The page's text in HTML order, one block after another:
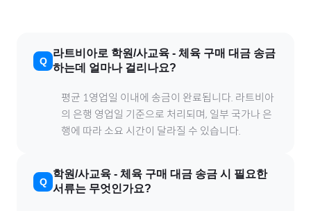
라트비아로 학원/사교육 - 체육 구매 대금 송금
하는데 얼마나 걸리나요?
평균 1영업일 이내에 송금이 완료됩니다. 라트비아
의 은행 영업일 기준으로 처리되며, 일부 국가나 은
행에 따라 소요 시간이 달라질 수 있습니다.
학원/사교육 - 체육 구매 대금 송금 시 필요한
서류는 무엇인가요?